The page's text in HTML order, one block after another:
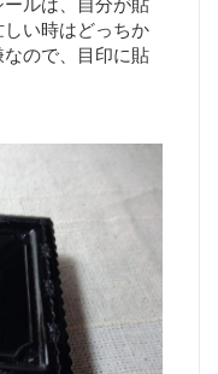
ルは、自分が貼
い時はどっちか
ので、目印に貼